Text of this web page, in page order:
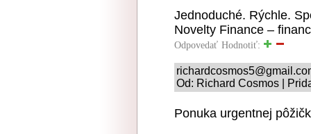
Jednoduché. Rýchle.
Novelty Finance –
Odpovedať Hodnotiť:
Od: Richard Cosmos |
Ponuka urgentnej